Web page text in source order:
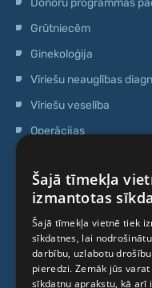
Donoru programmas
Grūtniecēm
Ginekoloģija
Vīriešu neauglības
Vīriešu veselība
Operācijas
Anti-age speciālista
Ambulatorais centrs
Cilmes šūnu centrs
PAR MUMS
Šajā tīmekļa
izmantotas
Šajā tīmekļa vietnē tiek
sīkdatnes, lai
darbību, uzlabotu
pieredzi. Zemāk jūs
sīkdatņu aprakstu, kā arī